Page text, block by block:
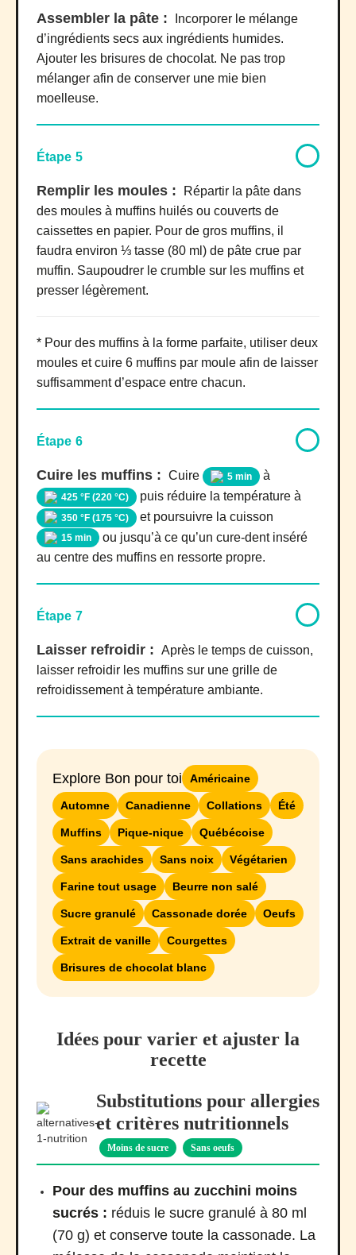
Assembler la pâte :
Incorporer le mélange
d’ingrédients secs aux ingrédients humides.
Ajouter les brisures de chocolat. Ne pas trop
mélanger afin de conserver une mie bien
moelleuse.
Étape 5
Remplir les moules :
Répartir la pâte dans
des moules à muffins huilés ou couverts de
caissettes en papier. Pour de gros muffins, il
faudra environ ⅓ tasse (80 ml) de pâte crue par
muffin. Saupoudrer le crumble sur les muffins et
presser légèrement.
* Pour des muffins à la forme parfaite, utiliser deux
moules et cuire 6 muffins par moule afin de laisser
suffisamment d’espace entre chacun.
Étape 6
Cuire les muffins : Cuire 5 min à
425 °F (220 °C) puis réduire la température à
350 °F (175 °C) et poursuivre la cuisson
15 min
ou jusqu’à ce qu’un cure-dent inséré
au centre des muffins en ressorte propre.
Étape 7
Laisser refroidir : Après le temps de cuisson,
laisser refroidir les muffins sur une grille de
refroidissement à température ambiante.
Explore Bon pour toi Américaine
Automne Canadienne Collations Été
Muffins Pique-nique Québécoise
Sans arachides Sans noix Végétarien
Farine tout usage Beurre non salé
Sucre granulé Cassonade dorée Oeufs
Extrait de vanille Courgettes
Brisures de chocolat blanc
Idées pour varier et ajuster la
recette
Substitutions pour allergies
et critères nutritionnels
Moins de sucre Sans oeufs
Pour des muffins au zucchini moins
sucrés : réduis le sucre granulé à 80 ml
(70 g) et conserve toute la cassonade. La